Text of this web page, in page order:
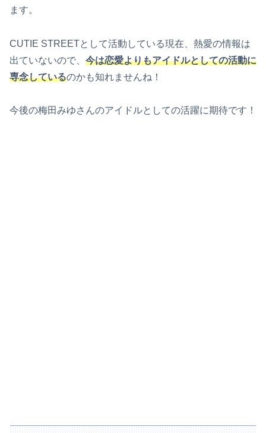
ます。
CUTIE STREETとして活動している現在、熱愛の情報は
出ていないので、 今は恋愛よりもアイドルとしての活動に
専念しているのかも知れませんね！
今後の梅田みゆさんのアイドルとしての活躍に期待です！